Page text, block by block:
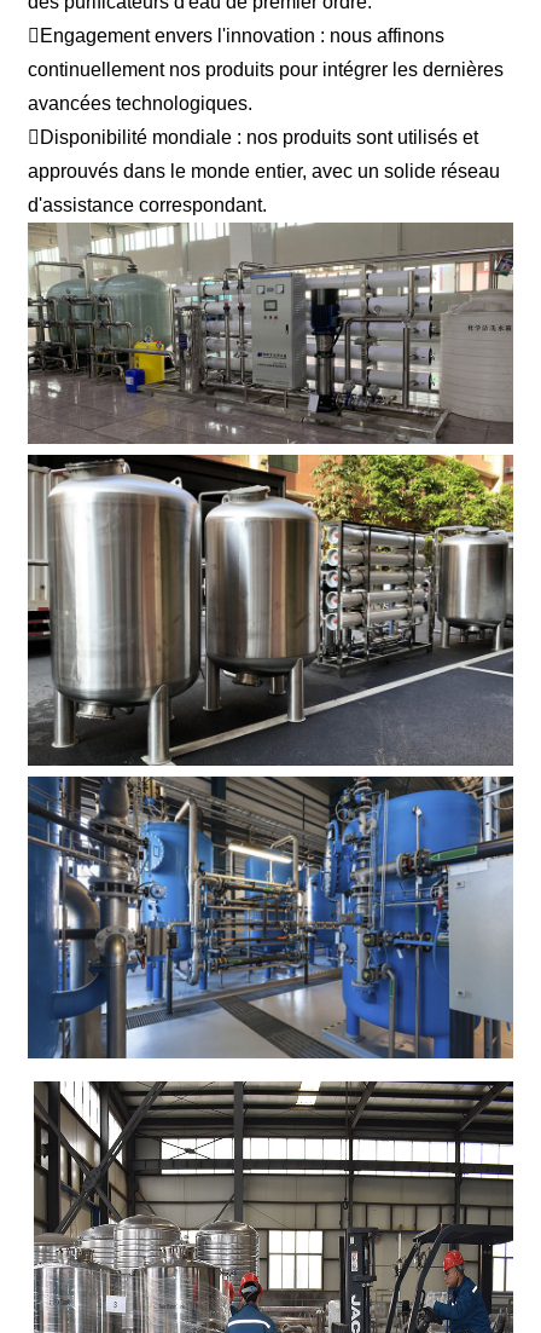
Engagement envers l'innovation : nous affinons
continuellement nos produits pour intégrer les dernières
avancées technologiques.
Disponibilité mondiale : nos produits sont utilisés et
approuvés dans le monde entier, avec un solide réseau
d'assistance correspondant.